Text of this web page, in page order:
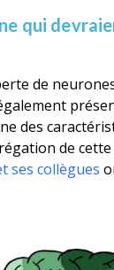
qui
de
des
de
ses collègues